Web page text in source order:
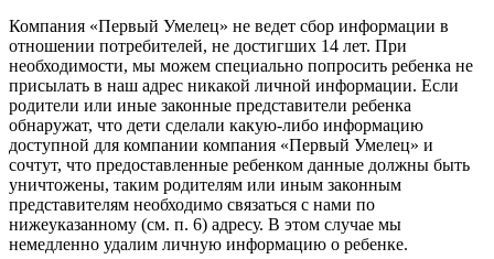
Компания «Первый Умелец» не ведет сбор информации в
отношении потребителей, не достигших 14 лет. При
необходимости, мы можем специально попросить ребенка не
присылать в наш адрес никакой личной информации. Если
родители или иные законные представители ребенка
обнаружат, что дети сделали какую-либо информацию
доступной для компании компания «Первый Умелец» и
сочтут, что предоставленные ребенком данные должны быть
уничтожены, таким родителям или иным законным
представителям необходимо связаться с нами по
нижеуказанному (см. п. 6) адресу. В этом случае мы
немедленно удалим личную информацию о ребенке.